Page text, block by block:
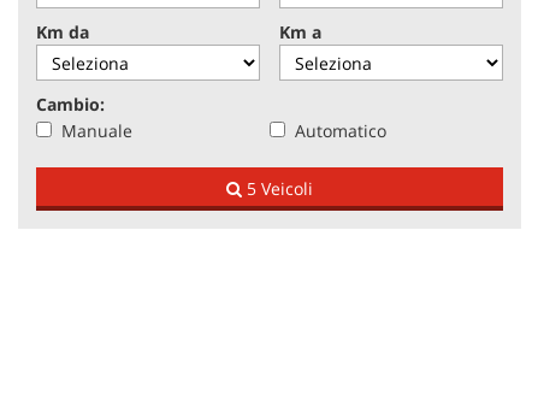
Km da Km a
Cambio:
Manuale
Automatico
5 Veicoli
di
seguito
descritte.
Per
ottenere
informazioni